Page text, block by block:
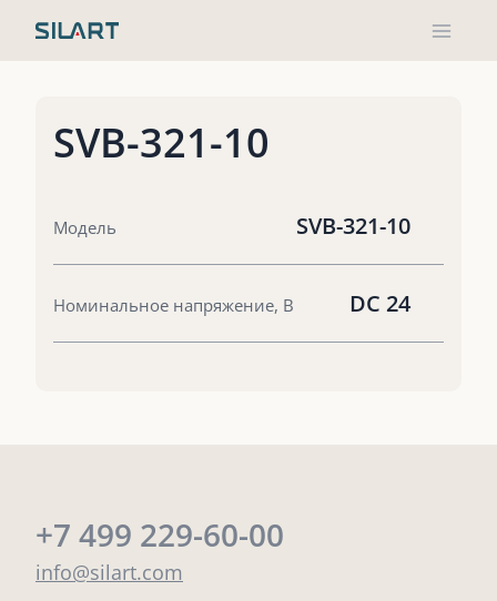
SVB-321-10
Модель SVB-321-10
Номинальное напряжение, В DC 24
+7 499 229-60-00
info@silart.com